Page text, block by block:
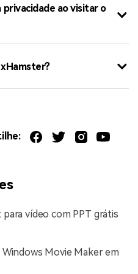
ao visitar o
vídeo com PPT grátis
Movie Maker em